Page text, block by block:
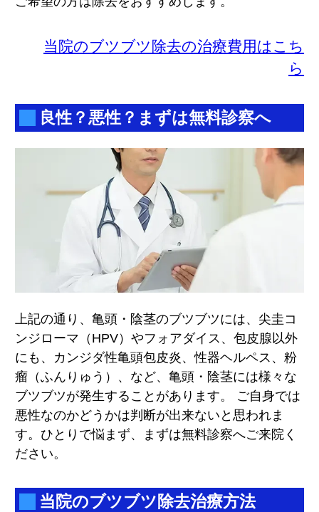
当院のブツブツ除去の治療費用はこち
ら
良性？悪性？まずは無料診察へ
上記の通り、亀頭・陰茎のブツブツには、尖圭コ
ンジローマ（HPV）やフォアダイス、包皮腺以外
にも、カンジダ性亀頭包皮炎、性器ヘルペス、粉
瘤（ふんりゅう）、など、亀頭・陰茎には様々な
ブツブツが発生することがあります。 ご自身では
悪性なのかどうかは判断が出来ないと思われま
す。ひとりで悩まず、まずは無料診察へご来院く
ださい。
当院のブツブツ除去治療方法